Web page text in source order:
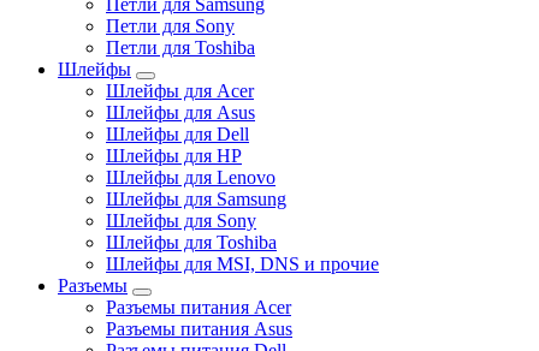
Петли для Samsung
Петли для Sony
Петли для Toshiba
Шлейфы
Шлейфы для Acer
Шлейфы для Asus
Шлейфы для Dell
Шлейфы для HP
Шлейфы для Lenovo
Шлейфы для Samsung
Шлейфы для Sony
Шлейфы для Toshiba
Шлейфы для MSI, DNS и прочие
Разъемы
Разъемы питания Acer
Разъемы питания Asus